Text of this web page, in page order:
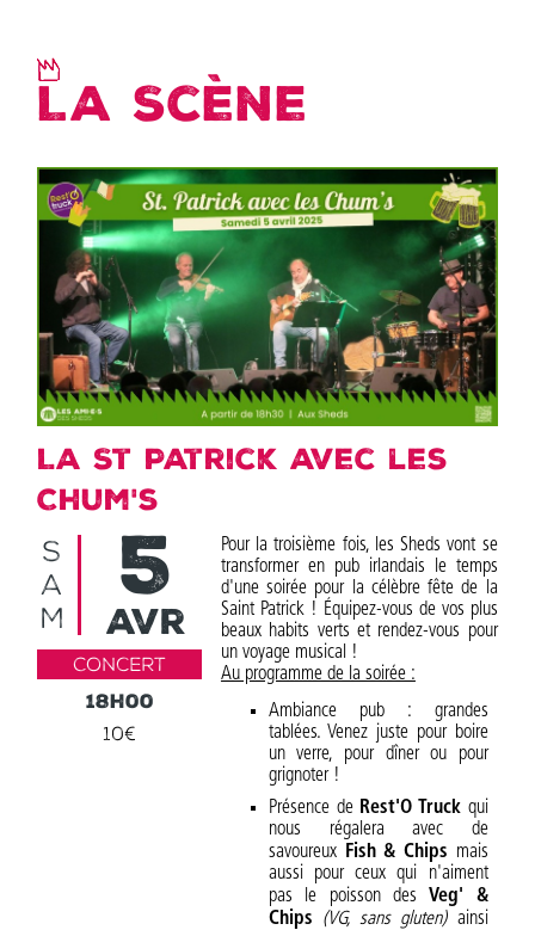
La Scène
La St Patrick avec les
Chum's
S
A
M
5
avr
Concert
18h00
10€
Pour la troisième fois, les Sheds vont se
transformer en pub irlandais le temps
d'une soirée pour la célèbre fête de la
Saint Patrick ! Équipez-vous de vos plus
beaux habits verts et rendez-vous pour
un voyage musical !
Au programme de la soirée :
Ambiance pub : grandes
tablées. Venez juste pour boire
un verre, pour dîner ou pour
grignoter !
Présence de Rest'O Truckqui
nous régalera avec de
savoureux
Fish & Chips mais
aussi pour ceux qui n'aiment
pas le poisson desVeg' &
Chips
(VG, sans gluten)ainsi